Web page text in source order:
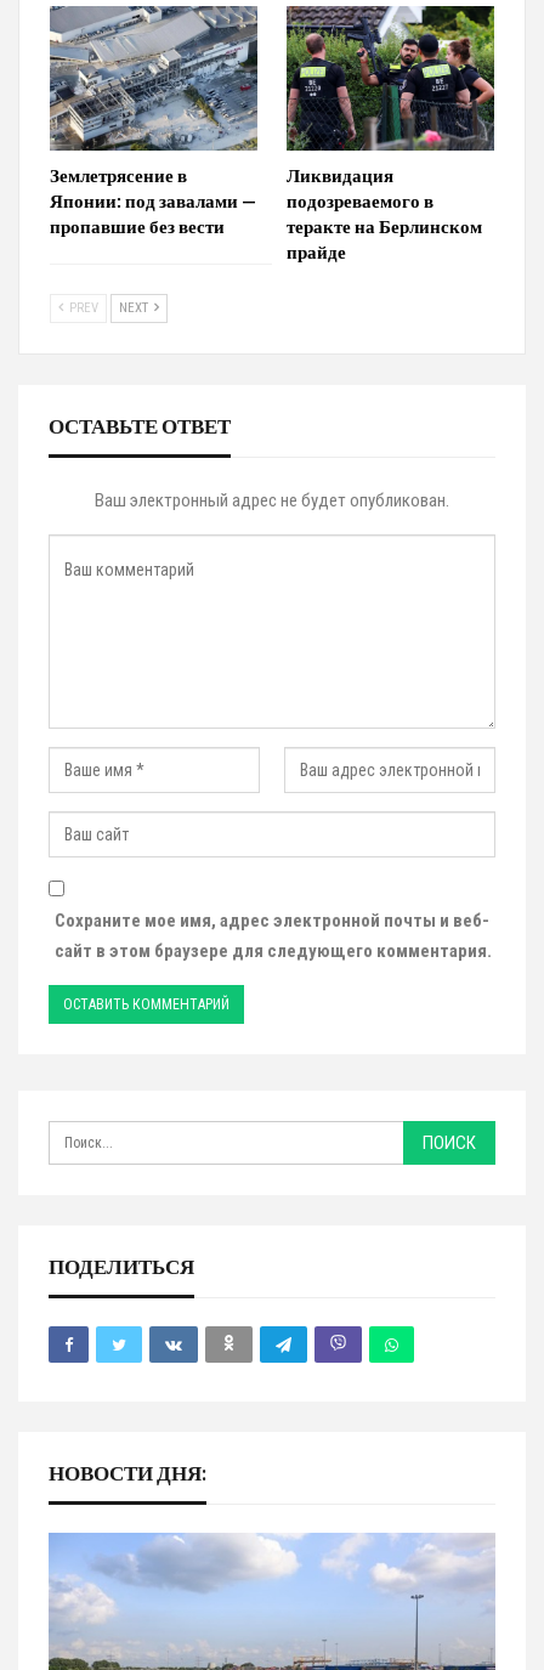
Землетрясение в
Японии: под завалами —
пропавшие без вести
Ликвидация
подозреваемого в
теракте на Берлинском
прайде
PREV NEXT
ОСТАВЬТЕ ОТВЕТ
Ваш электронный адрес не будет опубликован.
Сохраните мое имя, адрес электронной почты и веб-
сайт в этом браузере для следующего комментария.
ПОДЕЛИТЬСЯ
НОВОСТИ ДНЯ: